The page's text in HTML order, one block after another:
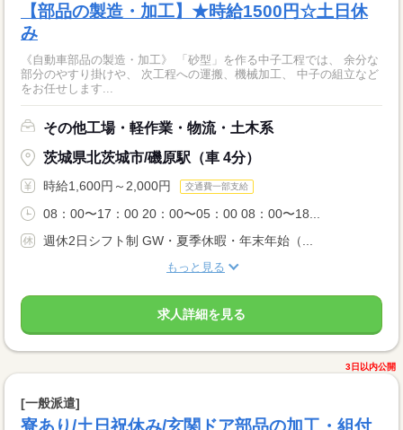
【部品の製造・加工】★時給1500円☆土日休
み
《自動車部品の製造・加工》 「砂型」を作る中子工程では、 余分な
部分のやすり掛けや、 次工程への運搬、機械加工、 中子の組立など
をお任せします...
その他工場・軽作業・物流・土木系
茨城県北茨城市/磯原駅（車 4分）
時給1,600円～2,000円 交通費一部支給
08：00〜17：00 20：00〜05：00 08：00〜18...
週休2日シフト制 GW・夏季休暇・年末年始（...
もっと見る
求人詳細を見る
3日以内公開
[一般派遣]
寮あり/土日祝休み/玄関ドア部品の加工・組付